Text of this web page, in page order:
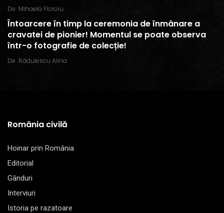
De Mihaela Floroiu
Întoarcere în timp la ceremonia de înmânare a
cravatei de pionier! Momentul se poate observa
într-o fotografie de colecție!
De Rădulescu Alina
România civilă
Hoinar prin România
Editorial
Gânduri
Interviuri
Istoria pe razatoare